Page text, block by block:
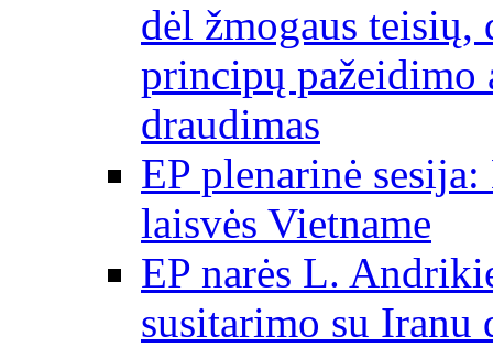
dėl žmogaus
principų pažeidimo
draudimas
EP plenarinė
laisvės Vietname
EP narės L.
susitarimo su Iranu